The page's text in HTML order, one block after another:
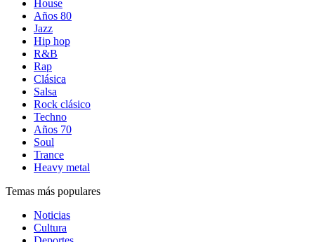
House
Años 80
Jazz
Hip hop
R&B
Rap
Clásica
Salsa
Rock clásico
Techno
Años 70
Soul
Trance
Heavy metal
Temas más populares
Noticias
Cultura